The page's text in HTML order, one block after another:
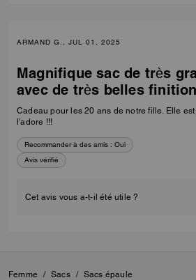
ARMAND G., JUL 01, 2025
Magnifique sac de très
avec de très belles
Cadeau pour les 20 ans de notre fille. Elle est plus que ravie ! Elle
l'adore !!!
Recommander à des amis : Oui
Avis vérifié
Cet avis vous a-t-il été utile ?
Femme / Sacs / Sacs épaule